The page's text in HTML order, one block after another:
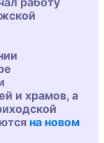
и храмов, а
на новом